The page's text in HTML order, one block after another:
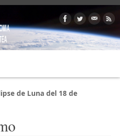
de Luna del 18 de